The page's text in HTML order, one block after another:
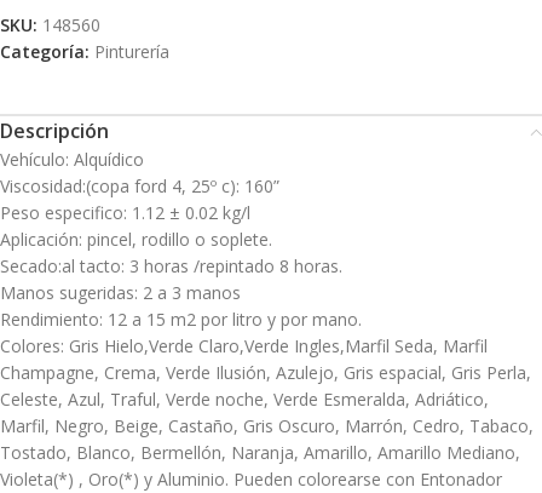
SKU: 148560
Categoría: Pinturería
Descripción
Vehículo: Alquídico
Viscosidad:(copa ford 4, 25º c): 160”
Peso especifico: 1.12 ± 0.02 kg/l
Aplicación: pincel, rodillo o soplete.
Secado:al tacto: 3 horas /repintado 8 horas.
Manos sugeridas: 2 a 3 manos
Rendimiento: 12 a 15 m2 por litro y por mano.
Colores: Gris Hielo,Verde Claro,Verde Ingles,Marfil Seda, Marfil
Champagne, Crema, Verde Ilusión, Azulejo, Gris espacial, Gris Perla,
Celeste, Azul, Traful, Verde noche, Verde Esmeralda, Adriático,
Marfil, Negro, Beige, Castaño, Gris Oscuro, Marrón, Cedro, Tabaco,
Tostado, Blanco, Bermellón, Naranja, Amarillo, Amarillo Mediano,
Violeta(*) , Oro(*) y Aluminio. Pueden colorearse con Entonador